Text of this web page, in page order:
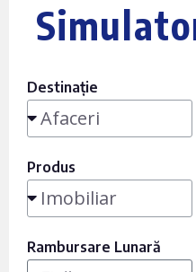
Destinație
Produs
Rambursare Lunară